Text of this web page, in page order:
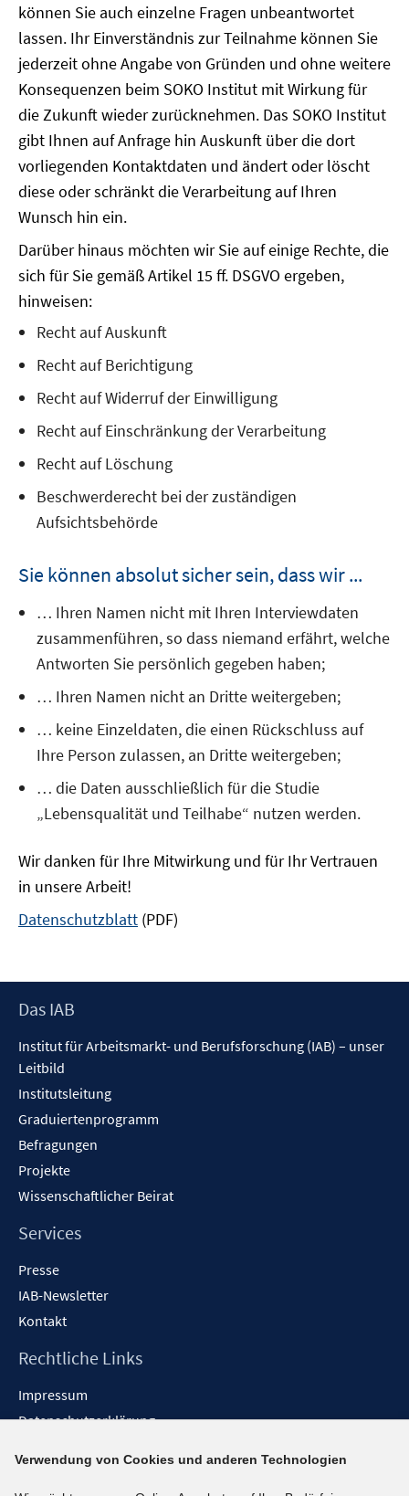
können Sie auch einzelne Fragen unbeantwortet
lassen. Ihr Einverständnis zur Teilnahme können Sie
jederzeit ohne Angabe von Gründen und ohne weitere
Konsequenzen beim SOKO Institut mit Wirkung für
die Zukunft wieder zurücknehmen. Das SOKO Institut
gibt Ihnen auf Anfrage hin Auskunft über die dort
vorliegenden Kontaktdaten und ändert oder löscht
diese oder schränkt die Verarbeitung auf Ihren
Wunsch hin ein.
Darüber hinaus möchten wir Sie auf einige Rechte, die
sich für Sie gemäß Artikel 15 ff. DSGVO ergeben,
hinweisen:
Recht auf Auskunft
Recht auf Berichtigung
Recht auf Widerruf der Einwilligung
Recht auf Einschränkung der Verarbeitung
Recht auf Löschung
Beschwerderecht bei der zuständigen
Aufsichtsbehörde
Sie können absolut sicher sein, dass wir ...
… Ihren Namen nicht mit Ihren Interviewdaten
zusammenführen, so dass niemand erfährt, welche
Antworten Sie persönlich gegeben haben;
… Ihren Namen nicht an Dritte weitergeben;
… keine Einzeldaten, die einen Rückschluss auf
Ihre Person zulassen, an Dritte weitergeben;
… die Daten ausschließlich für die Studie
„Lebensqualität und Teilhabe“ nutzen werden.
Wir danken für Ihre Mitwirkung und für Ihr Vertrauen
in unsere Arbeit!
Datenschutzblatt (PDF)
Footer
Das IAB
Institut für Arbeitsmarkt- und Berufsforschung (IAB) – unser
Leitbild
Institutsleitung
Graduiertenprogramm
Befragungen
Projekte
Wissenschaftlicher Beirat
Services
Presse
IAB-Newsletter
Kontakt
Rechtliche Links
Impressum
Datenschutzerklärung
Barrieren melden
Verwendung von Cookies und anderen Technologien